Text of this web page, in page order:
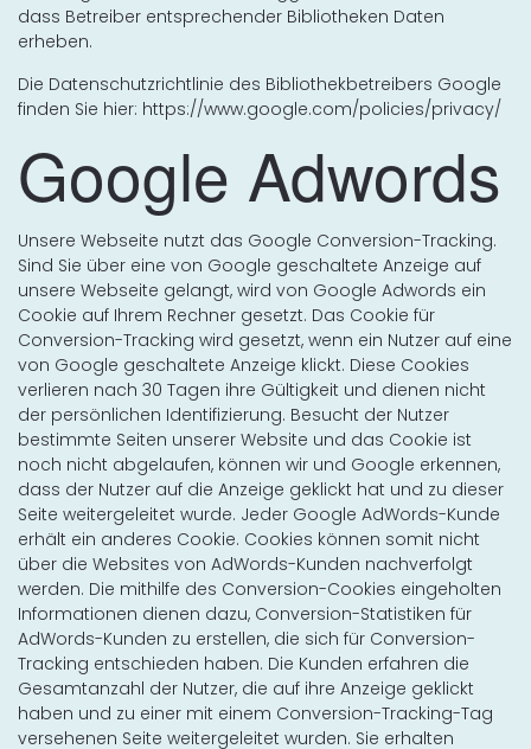
dass Betreiber entsprechender Bibliotheken Daten
erheben.
Die Datenschutzrichtlinie des Bibliothekbetreibers Google
finden Sie hier: https://www.google.com/policies/privacy/
Google Adwords
Unsere Webseite nutzt das Google Conversion-Tracking.
Sind Sie über eine von Google geschaltete Anzeige auf
unsere Webseite gelangt, wird von Google Adwords ein
Cookie auf Ihrem Rechner gesetzt. Das Cookie für
Conversion-Tracking wird gesetzt, wenn ein Nutzer auf eine
von Google geschaltete Anzeige klickt. Diese Cookies
verlieren nach 30 Tagen ihre Gültigkeit und dienen nicht
der persönlichen Identifizierung. Besucht der Nutzer
bestimmte Seiten unserer Website und das Cookie ist
noch nicht abgelaufen, können wir und Google erkennen,
dass der Nutzer auf die Anzeige geklickt hat und zu dieser
Seite weitergeleitet wurde. Jeder Google AdWords-Kunde
erhält ein anderes Cookie. Cookies können somit nicht
über die Websites von AdWords-Kunden nachverfolgt
werden. Die mithilfe des Conversion-Cookies eingeholten
Informationen dienen dazu, Conversion-Statistiken für
AdWords-Kunden zu erstellen, die sich für Conversion-
Tracking entschieden haben. Die Kunden erfahren die
Gesamtanzahl der Nutzer, die auf ihre Anzeige geklickt
haben und zu einer mit einem Conversion-Tracking-Tag
versehenen Seite weitergeleitet wurden. Sie erhalten